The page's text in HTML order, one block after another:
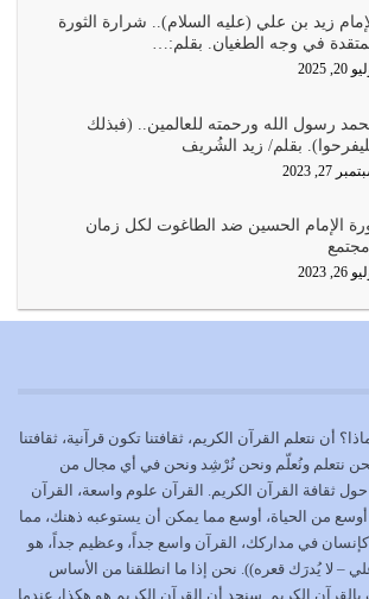
وليس كل…
مسؤولية يجب النهوض بها كما ينبغي لكي
أمر إلهي للمؤمنين وهو بمثابة سبب بينهم
عليه النصر…
زيد بن علي (عليه السلام).. شرارة الثورة
في وجه الطغيان. بقلم:…
2025
رسول الله ورحمته للعالمين.. (فبذلك
بقلم/ زيد الشُريف
27, 2023
الإمام الحسين ضد الطاغوت لكل زمان
2023
أن نتعلم القرآن الكريم، ثقافتنا تكون قرآنية، ثقافتنا
نتعلم ونُعلّم ونحن نُرْشِد ونحن في أي مجال من
حول ثقافة القرآن الكريم. القرآن علوم واسعة، القرآن
من الحياة، أوسع مما يمكن أن يستوعبه ذهنك، مما
في مداركك، القرآن واسع جداً، وعظيم جداً، هو
– لا يُدرَك قعره)). نحن إذا ما انطلقنا من الأساس
بالقرآن الكريم. سنجد أن القرآن الكريم هو هكذا، عندما